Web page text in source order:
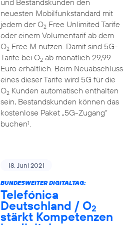
und Bestandskunden den
neuesten Mobilfunkstandard mit
jedem der O2Free Unlimited Tarife
oder einem Volumentarif ab dem
O2Free M nutzen. Damit sind 5G-
Tarife bei O2ab monatlich 29,99
Euro erhältlich. Beim Neuabschluss
eines dieser Tarife wird 5G für die
O2Kunden automatisch enthalten
sein, Bestandskunden können das
kostenlose Paket „5G-Zugang“
buchen1.
18. Juni 2021
BUNDESWEITER DIGITALTAG:
Telefónica
Deutschland / O2
stärkt Kompetenzen